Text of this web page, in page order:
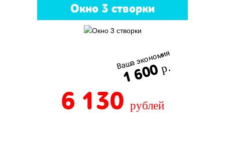
Окно 3 створки
Ваша экономия
1 600р.
6 130 рублей